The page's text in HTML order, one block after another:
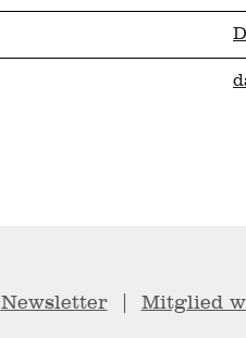
Newsletter| Mitglied